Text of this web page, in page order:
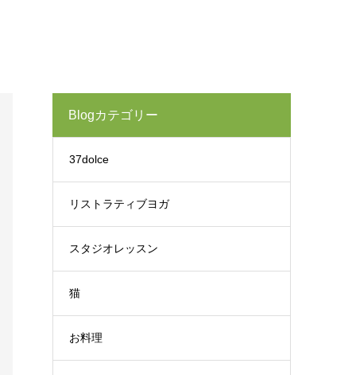
Blogカテゴリー
37dolce
リストラティブヨガ
スタジオレッスン
猫
お料理